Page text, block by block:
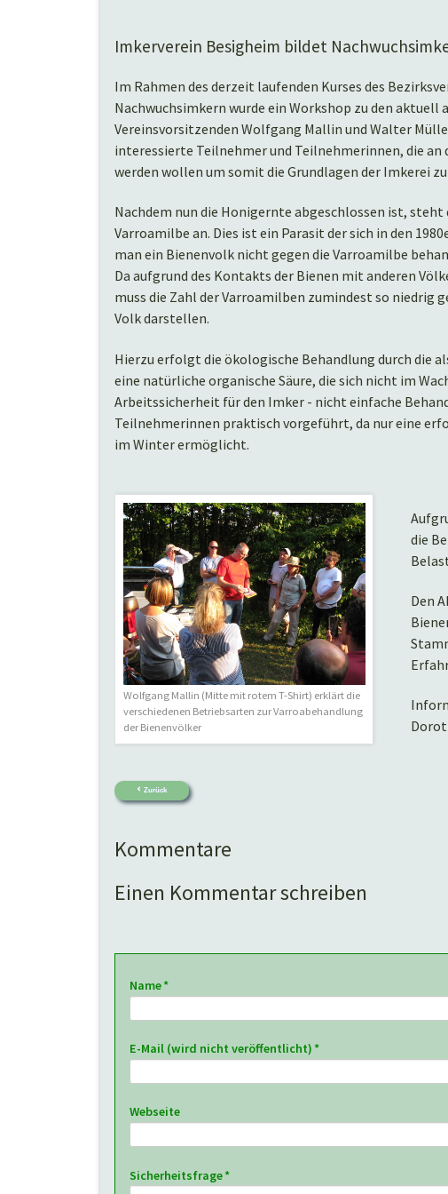
Imkerverein Besigheim bildet
Im Rahmen des derzeit laufenden Kurses des
Nachwuchsimkern wurde ein Workshop zu den
Vereinsvorsitzenden Wolfgang Mallin und Walter
interessierte Teilnehmer und Teilnehmerinnen, die
werden wollen um somit die Grundlagen der Imkerei
Nachdem nun die Honigernte abgeschlossen ist,
Varroamilbe an. Dies ist ein Parasit der sich in den
man ein Bienenvolk nicht gegen die Varroamilbe
Da aufgrund des Kontakts der Bienen mit anderen
muss die Zahl der Varroamilben zumindest so niedrig
Volk darstellen.
Hierzu erfolgt die ökologische Behandlung durch die
eine natürliche organische Säure, die sich nicht im
Arbeitssicherheit für den Imker - nicht einfache
Teilnehmerinnen praktisch vorgeführt, da nur eine
im Winter ermöglicht.
Wolfgang Mallin (Mitte mit rotem T-Shirt) erklärt die
verschiedenen Betriebsarten zur Varroabehandlung
der Bienenvölker
die
Den
Zurück
Kommentare
Einen Kommentar schreiben
Pflichtfeld
Name*
Pflichtfeld
E-Mail (wird nicht veröffentlicht)*
Webseite
Pflichtfeld
Sicherheitsfrage*